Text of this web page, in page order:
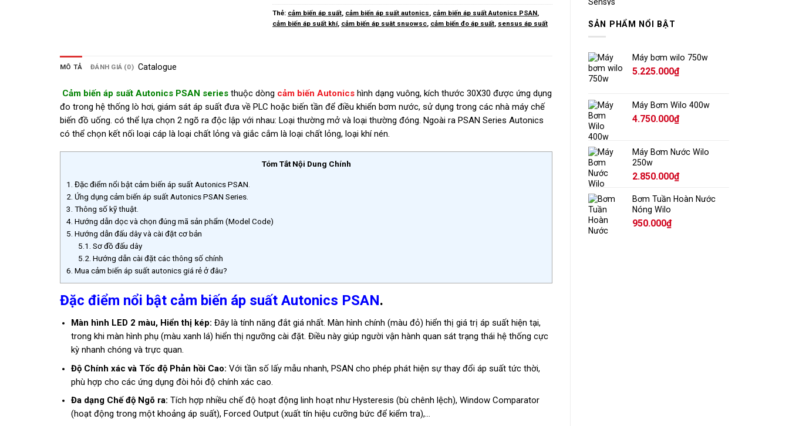
SẢN PHẨM NỔI BẬT
Máy bơm wilo 750w
5.225.000₫
Máy Bơm Wilo 400w
4.750.000₫
Máy Bơm Nước Wilo
250w
2.850.000₫
Bơm Tuần Hoàn Nước
Nóng Wilo
950.000₫
Thẻ: cảm biến áp suất, cảm biến áp suất autonics, cảm biến áp suất Autonics PSAN,
cảm biến áp suất khí, cảm biến áp suât snuowsc, cảm biến đo áp suất, sensus áp suất
MÔ TẢ ĐÁNH GIÁ (0) Catalogue
Cảm biến áp suất Autonics PSAN series thuộc dòng cảm biến Autonics hình dạng vuông, kích thước 30X30 được ứng dụng
đo trong hệ thống lò hơi, giám sát áp suất đưa về PLC hoặc biến tần để điều khiển bơm nước, sử dụng trong các nhà máy chế
biến đồ uống. có thể lựa chọn 2 ngõ ra độc lập với nhau: Loại thường mở và loại thường đóng. Ngoài ra PSAN Series Autonics
có thể chọn kết nối loại cáp là loại chất lỏng và giắc cắm là loại chất lỏng, loại khí nén.
Tóm Tắt Nội Dung Chính
1. Đặc điểm nổi bật cảm biến áp suất Autonics PSAN.
2. Ứng dụng cảm biến áp suất Autonics PSAN Series.
3. Thông số kỹ thuật.
4. Hướng dẫn dọc và chọn đúng mã sản phẩm (Model Code)
5. Hướng dẫn đấu dây và cài đặt cơ bản
5.1. Sơ đồ đấu dây
5.2. Hướng dẫn cài đặt các thông số chính
6. Mua cảm biến áp suất autonics giá rẻ ở đâu?
Đặc điểm nổi bật cảm biến áp suất Autonics PSAN.
Màn hình LED 2 màu, Hiển thị kép: Đây là tính năng đắt giá nhất. Màn hình chính (màu đỏ) hiển thị giá trị áp suất hiện tại,
trong khi màn hình phụ (màu xanh lá) hiển thị ngưỡng cài đặt. Điều này giúp người vận hành quan sát trạng thái hệ thống cực
kỳ nhanh chóng và trực quan.
Độ Chính xác và Tốc độ Phản hồi Cao: Với tần số lấy mẫu nhanh, PSAN cho phép phát hiện sự thay đổi áp suất tức thời,
phù hợp cho các ứng dụng đòi hỏi độ chính xác cao.
Đa dạng Chế độ Ngõ ra: Tích hợp nhiều chế độ hoạt động linh hoạt như Hysteresis (bù chênh lệch), Window Comparator
(hoạt động trong một khoảng áp suất), Forced Output (xuất tín hiệu cưỡng bức để kiểm tra),…